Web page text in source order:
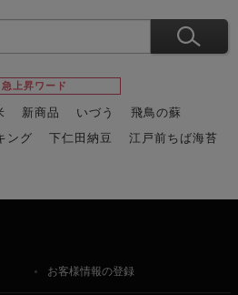
急上昇ワード
新商品 いづう
飛鳥の蘇
ング 下仁田納豆
江戸前ちば海苔
お客様情報の登録